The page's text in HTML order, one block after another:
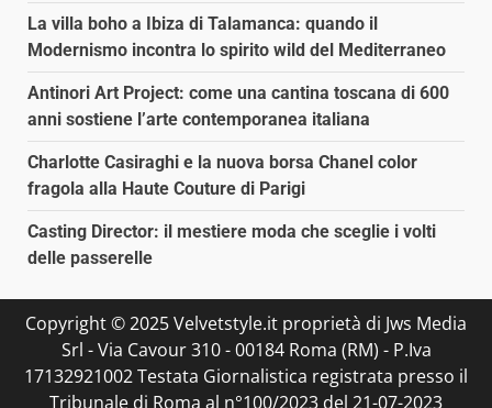
La villa boho a Ibiza di Talamanca: quando il
Modernismo incontra lo spirito wild del Mediterraneo
Antinori Art Project: come una cantina toscana di 600
anni sostiene l’arte contemporanea italiana
Charlotte Casiraghi e la nuova borsa Chanel color
fragola alla Haute Couture di Parigi
Casting Director: il mestiere moda che sceglie i volti
delle passerelle
Copyright © 2025 Velvetstyle.it proprietà di Jws Media
Srl - Via Cavour 310 - 00184 Roma (RM) - P.Iva
17132921002 Testata Giornalistica registrata presso il
Tribunale di Roma al n°100/2023 del 21-07-2023